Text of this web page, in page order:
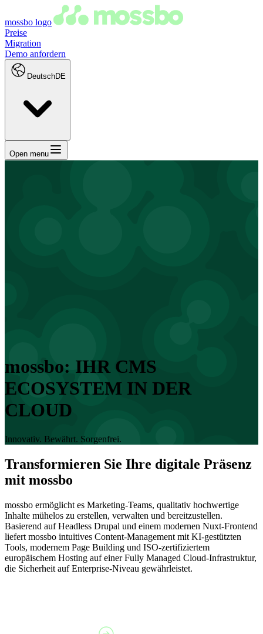
mossbo logo
Preise
Migration
Demo anfordern
DeutschDE
Open menu
mossbo: IHR CMS
ECOSYSTEM IN DER
CLOUD
Innovativ. Bewährt. Sorgenfrei.
Transformieren Sie Ihre digitale Präsenz
mit mossbo
mossbo ermöglicht es Marketing-Teams, qualitativ hochwertige
Inhalte mühelos zu erstellen, verwalten und bereitzustellen.
Basierend auf Headless Drupal und einem modernen Nuxt-Frontend
liefert mossbo intuitives Content-Management mit KI-gestützten
Tools, modernem Page Building und ISO-zertifiziertem
europäischem Hosting auf einer Fully Managed Cloud-Infrastruktur,
die Sicherheit auf Enterprise-Niveau gewährleistet.